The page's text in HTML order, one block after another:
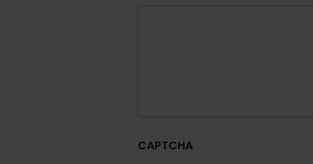
CAPTCHA